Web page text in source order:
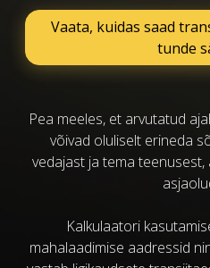
Vaata, kuidas saad
tunde
Pea meeles, et arvutatud
võivad oluliselt erineda
vedajast ja tema
Kalkulaatori
mahalaadimise aadressid